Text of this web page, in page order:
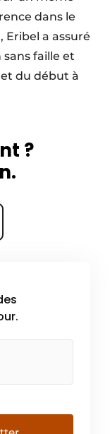
dans le
a assuré
faille et
du début à
?